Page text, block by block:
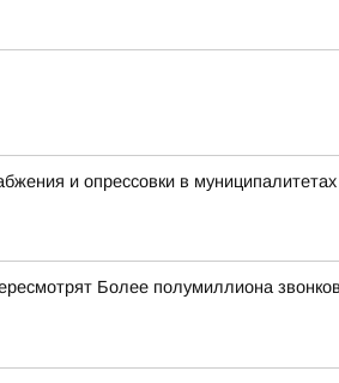
и опрессовки в муниципалитетах
Более полумиллиона